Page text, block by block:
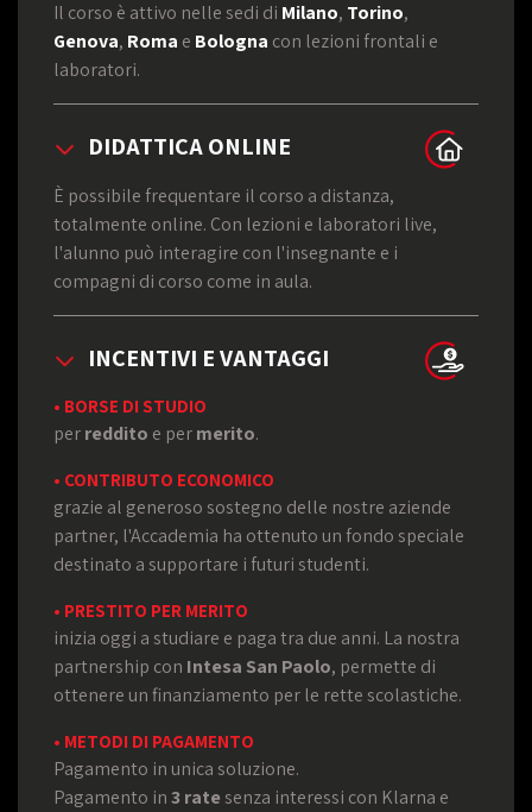
Il corso è attivo nelle sedi di Milano, Torino,
Genova, Roma e Bologna con lezioni frontali e
laboratori.
DIDATTICA ONLINE
È possibile frequentare il corso a distanza,
totalmente online. Con lezioni e laboratori live,
l'alunno può interagire con l'insegnante e i
compagni di corso come in aula.
INCENTIVI E VANTAGGI
• BORSE DI STUDIO
perreddito e permerito.
• CONTRIBUTO ECONOMICO
grazie al generoso sostegno delle nostre aziende
partner, l'Accademia ha ottenuto un fondo speciale
destinato a supportare i futuri studenti.
• PRESTITO PER MERITO
inizia oggi a studiare e paga tra due anni. La nostra
partnership con Intesa San Paolo, permette di
ottenere un finanziamento per le rette scolastiche.
• METODI DI PAGAMENTO
Pagamento in unica soluzione.
Pagamento in3 ratesenza interessi con Klarna e